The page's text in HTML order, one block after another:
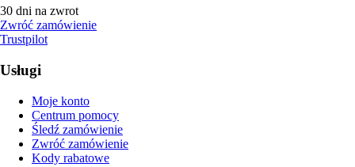
30 dni na zwrot
Zwróć zamówienie
Trustpilot
Usługi
Moje konto
Centrum pomocy
Śledź zamówienie
Zwróć zamówienie
Kody rabatowe